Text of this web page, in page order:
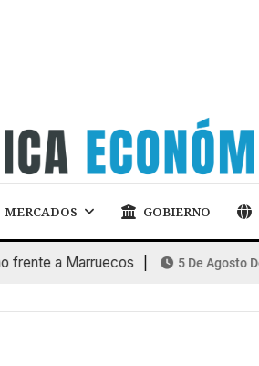
MERCADOS GOBIERNO
a Marruecos 5 De Agosto De